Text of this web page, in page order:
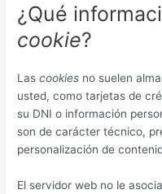
¿Qué
cookie?
Lascookies no suelen
usted, como tarjetas de
su DNI o información
son de carácter técnico,
personalización de
El servidor web no le